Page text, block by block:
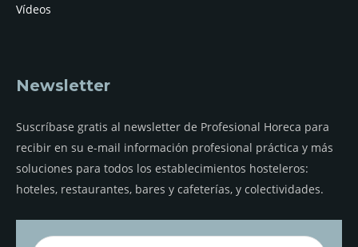
Vídeos
Newsletter
Suscríbase gratis al newsletter de Profesional Horeca para
recibir en su e-mail información profesional práctica y más
soluciones para todos los establecimientos hosteleros:
hoteles, restaurantes, bares y cafeterías, y colectividades.